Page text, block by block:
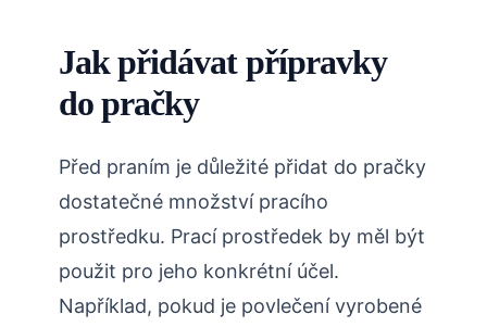
Jak přidávat přípravky
do pračky
Před praním je důležité přidat do pračky
dostatečné množství pracího
prostředku. Prací prostředek by měl být
použit pro jeho konkrétní účel.
Například, pokud je povlečení vyrobené